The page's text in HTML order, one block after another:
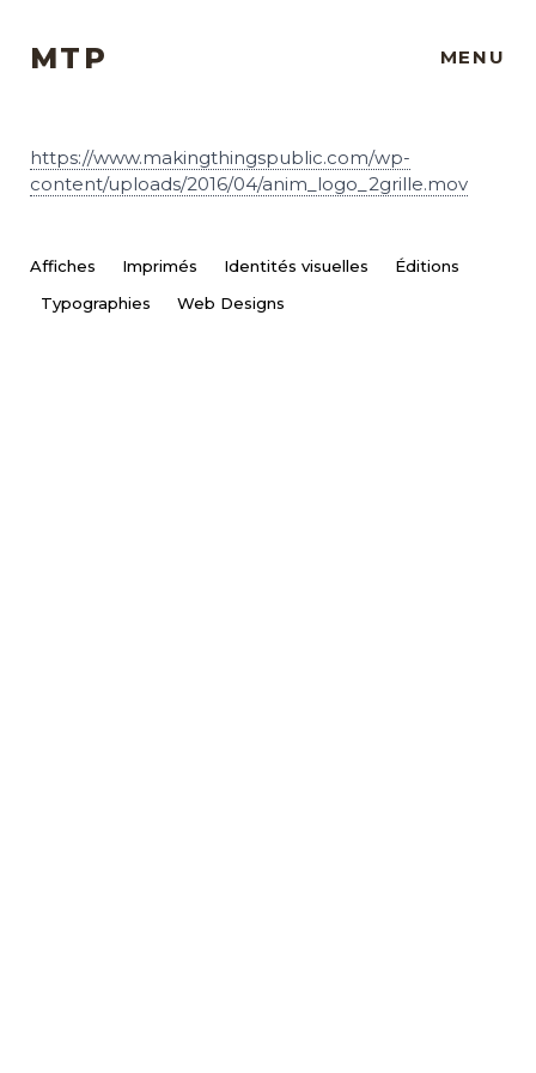
MTP MENU
https://www.makingthingspublic.com/wp-
content/uploads/2016/04/anim_logo_2grille.mov
Affiches Imprimés Identités visuelles
Éditions
Typographies
Web Designs